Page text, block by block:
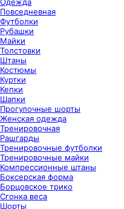
Повседневная
Футболки
Рубашки
Майки
Толстовки
Штаны
Костюмы
Куртки
Кепки
Шапки
Прогулочные шорты
Женская одежда
Тренировочная
Рашгарды
Тренировочные футболки
Тренировочные майки
Компрессионные штаны
Боксерская форма
Борцовское трико
Сгонка веса
Шорты